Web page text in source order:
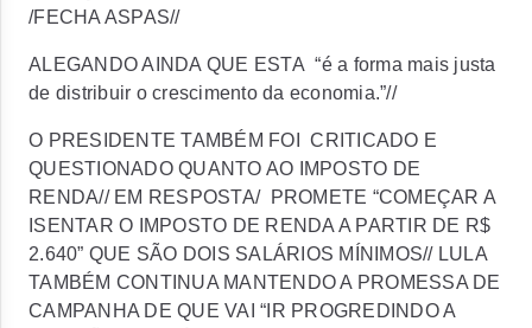
/FECHA ASPAS//
ALEGANDO AINDA QUE ESTA “é a forma mais justa
de distribuir o crescimento da economia.”//
O PRESIDENTE TAMBÉM FOI CRITICADO E
QUESTIONADO QUANTO AO IMPOSTO DE
RENDA// EM RESPOSTA/ PROMETE “COMEÇAR A
ISENTAR O IMPOSTO DE RENDA A PARTIR DE R$
2.640” QUE SÃO DOIS SALÁRIOS MÍNIMOS// LULA
TAMBÉM CONTINUA MANTENDO A PROMESSA DE
CAMPANHA DE QUE VAI “IR PROGREDINDO A